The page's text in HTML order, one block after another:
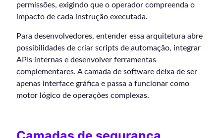
permissões, exigindo que o operador compreenda o
impacto de cada instrução executada.
Para desenvolvedores, entender essa arquitetura abre
possibilidades de criar scripts de automação, integrar
APIs internas e desenvolver ferramentas
complementares. A camada de software deixa de ser
apenas interface gráfica e passa a funcionar como
motor lógico de operações complexas.